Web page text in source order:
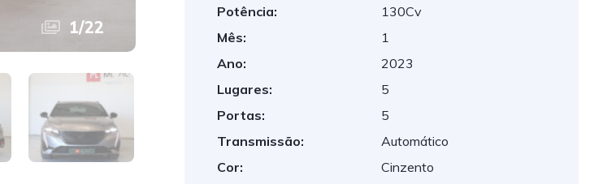
1/22
Potência:
130Cv
Mês:
1
Ano:
2023
Lugares:
5
Portas:
5
Transmissão:
Automático
Cor:
Cinzento